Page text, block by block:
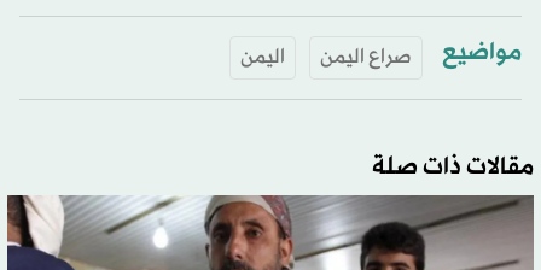
مواضيع صراع اليمن اليمن
مقالات ذات صلة